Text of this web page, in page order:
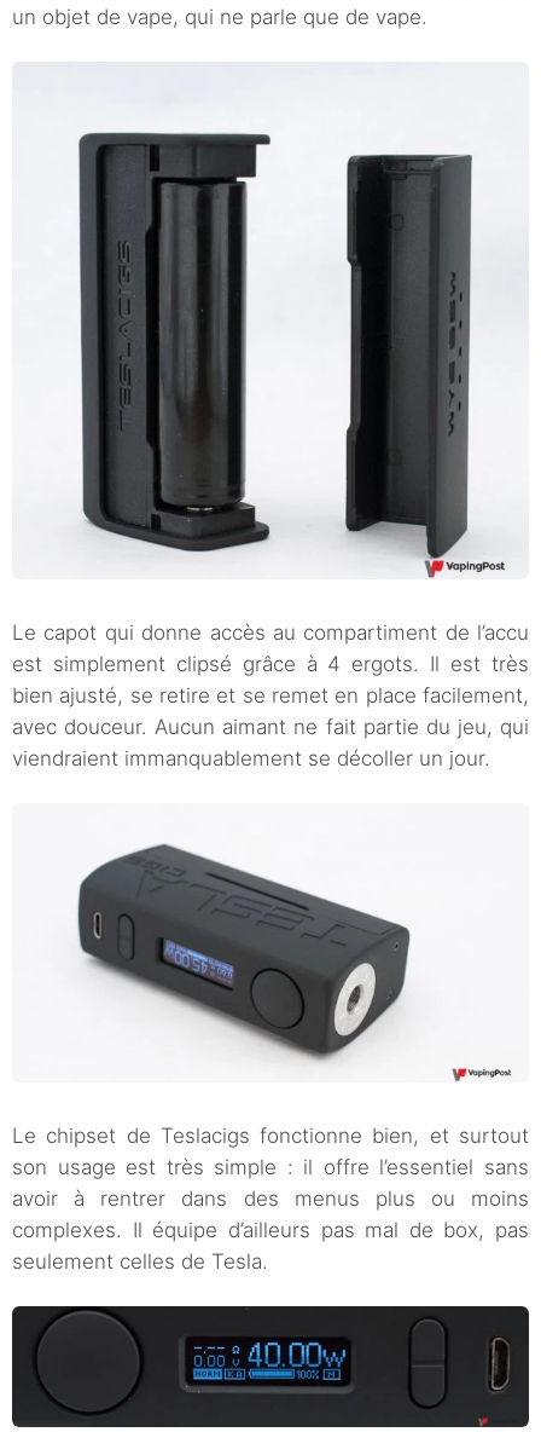
un objet de vape, qui ne parle que de vape.
Le capot qui donne accès au compartiment de l’accu
est simplement clipsé grâce à 4 ergots. Il est très
bien ajusté, se retire et se remet en place facilement,
avec douceur. Aucun aimant ne fait partie du jeu, qui
viendraient immanquablement se décoller un jour.
Le chipset de Teslacigs fonctionne bien, et surtout
son usage est très simple : il offre l’essentiel sans
avoir à rentrer dans des menus plus ou moins
complexes. Il équipe d’ailleurs pas mal de box, pas
seulement celles de Tesla.